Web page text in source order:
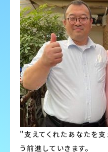
"支えてくれたあなたを
う前進していきます。